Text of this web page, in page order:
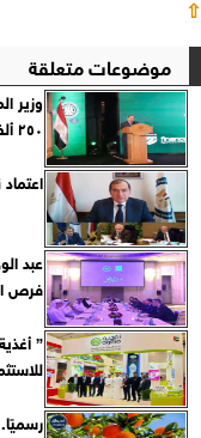
⇧
موضوعات متعلقة
٢٥٠ ألف سيارة فى ٣ سنوات
اعتماد
عبد
فرص